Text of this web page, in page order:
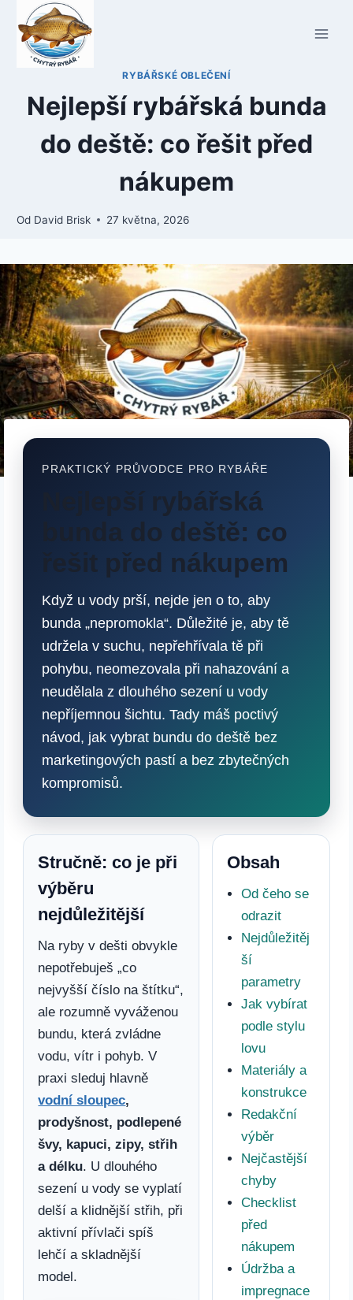
Přeskočit
obsah
RYBÁŘSKÉ OBLEČENÍ
Nejlepší rybářská bunda
do deště: co řešit před
nákupem
Od David Brisk 27 května, 2026
PRAKTICKÝ PRŮVODCE PRO RYBÁŘE
Nejlepší rybářská
bunda do deště: co
řešit před nákupem
Když u vody prší, nejde jen o to, aby
bunda „nepromokla“. Důležité je, aby tě
udržela v suchu, nepřehřívala tě při
pohybu, neomezovala při nahazování a
neudělala z dlouhého sezení u vody
nepříjemnou šichtu. Tady máš poctivý
návod, jak vybrat bundu do deště bez
marketingových pastí a bez zbytečných
kompromisů.
Stručně: co je při
výběru
nejdůležitější
Na ryby v dešti obvykle
nepotřebuješ „co
nejvyšší číslo na štítku“,
ale rozumně vyváženou
bundu, která zvládne
vodu, vítr i pohyb. V
praxi sleduj hlavně
vodní sloupec,
prodyšnost, podlepené
švy, kapuci, zipy, střih
a délku. U dlouhého
sezení u vody se vyplatí
delší a klidnější střih, při
aktivní přívlači spíš
lehčí a skladnější
model.
Obsah
Od čeho se
odrazit
Nejdůležitěj
ší
parametry
Jak vybírat
podle stylu
lovu
Materiály a
konstrukce
Redakční
výběr
Nejčastější
chyby
Checklist
před
nákupem
Údržba a
impregnace